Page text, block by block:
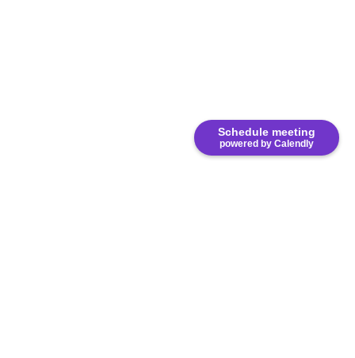
Schedule meeting
powered by Calendly